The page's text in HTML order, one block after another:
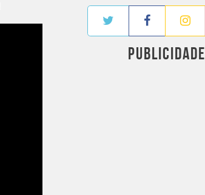
PUBLICIDADE